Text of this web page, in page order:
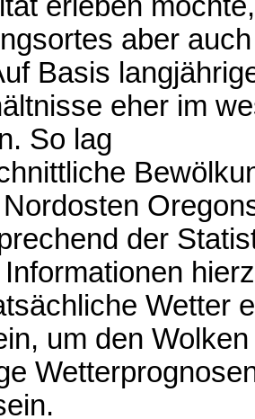
erleben
aber
Basis
eher im
So lag
der
Wetter
um den